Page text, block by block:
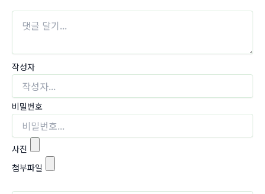
작성자
비밀번호
사진
첨부파일